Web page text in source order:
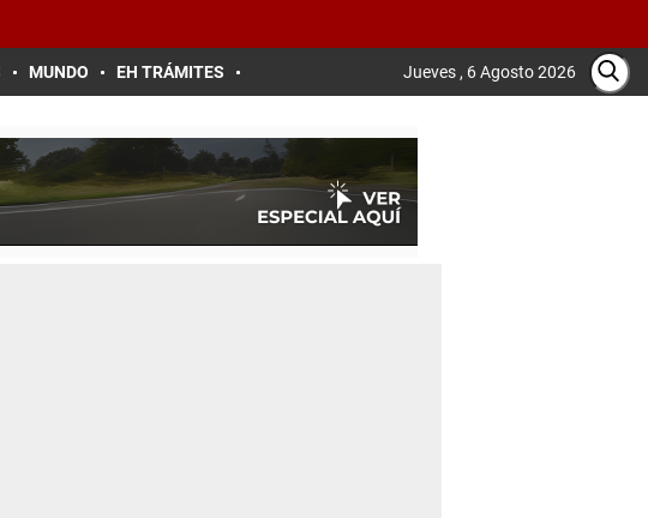
MUNDO EH TRÁMITES Jueves , 6 Agosto 2026